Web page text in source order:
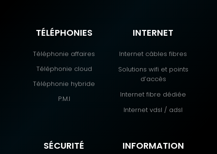
TÉLÉPHONIES
Téléphonie affaires
Téléphonie cloud
Téléphonie hybride
P.M.I
INTERNET
Internet câbles fibres
Solutions wifi et points
d’accès
Internet fibre dédiée
Internet vdsl / adsl
SÉCURITÉ INFORMATION